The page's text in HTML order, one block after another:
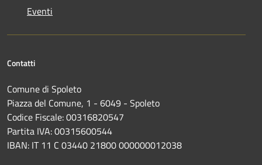
Eventi
Contatti
Comune di Spoleto
Piazza del Comune, 1 - 6049 - Spoleto
Codice Fiscale: 00316820547
Partita IVA: 00315600544
IBAN: IT 11 C 03440 21800 000000012038